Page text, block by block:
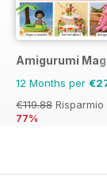
Amigurumi
12 Months per
€119.88 Risparmio
77%